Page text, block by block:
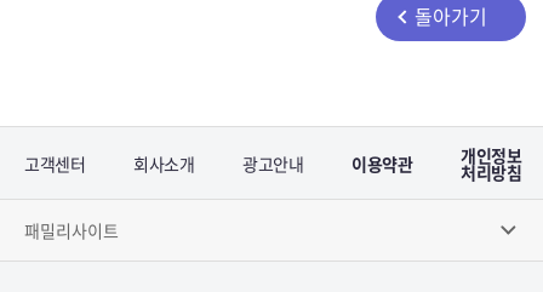
돌아가기
고객센터 회사소개 광고안내 이용약관 개인정보
처리방침
패밀리사이트